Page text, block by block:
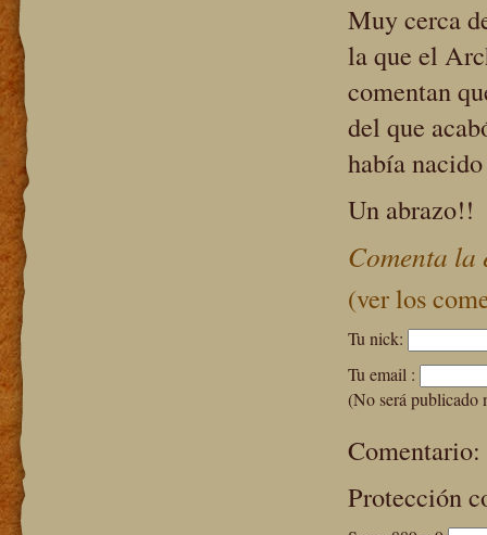
Muy cerca
la que el
comentan
del que
había
Un abrazo!!
Comenta la
(ver los
Tu nick:
Tu email :
(No será publicado
Comentario:
Protección